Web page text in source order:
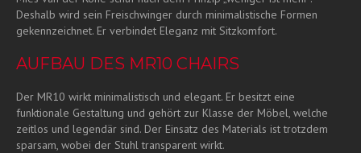
Deshalb wird sein Freischwinger durch minimalistische Formen
gekennzeichnet. Er verbindet Eleganz mit Sitzkomfort.
AUFBAU DES MR10 CHAIRS
Der MR10 wirkt minimalistisch und elegant. Er besitzt eine
funktionale Gestaltung und gehört zur Klasse der Möbel, welche
zeitlos und legendär sind. Der Einsatz des Materials ist trotzdem
sparsam, wobei der Stuhl transparent wirkt.